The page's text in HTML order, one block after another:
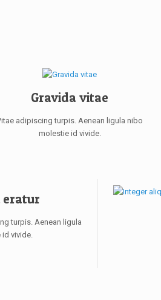
Gravida vitae
adipiscing turpis. Aenean ligula nibo
molestie id vivide.
eratur
turpis. Aenean ligula
vivide.